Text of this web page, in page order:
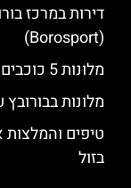
דירות במרכז
(Borosport)
מלונות 5 כוכבים בבורובץ
מלונות
טיפים והמלצות
בזול